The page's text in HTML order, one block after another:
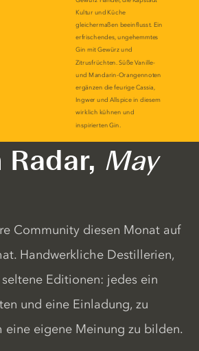
May
Community diesen Monat auf
Handwerkliche Destillerien,
Editionen: jedes ein
und eine Einladung, zu
eine eigene Meinung zu bilden.